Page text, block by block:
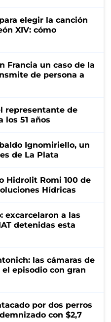
elegir la canción
XIV: cómo
Francia un caso de la
de persona a
representante de
los 51 años
Ignomiriello, un
de La Plata
Hidrolit Romi 100 de
Hídricas
excarcelaron a las
detenidas esta
las cámaras de
episodio con gran
por dos perros
con $2,7